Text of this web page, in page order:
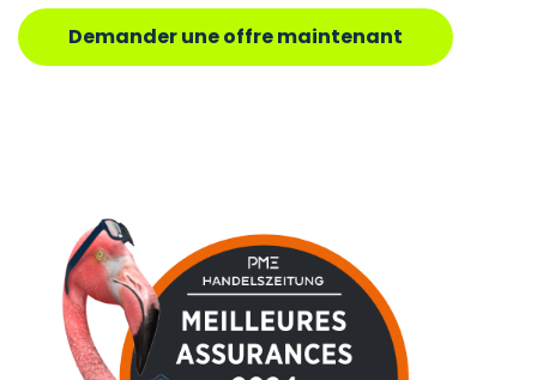
Demander une offre maintenant